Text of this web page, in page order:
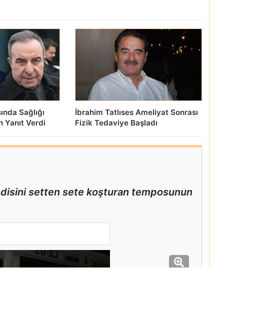
Sağlığı
Yanıt Verdi
İbrahim Tatlıses Ameliyat Sonrası
Fizik Tedaviye Başladı
setten sete koşturan temposunun